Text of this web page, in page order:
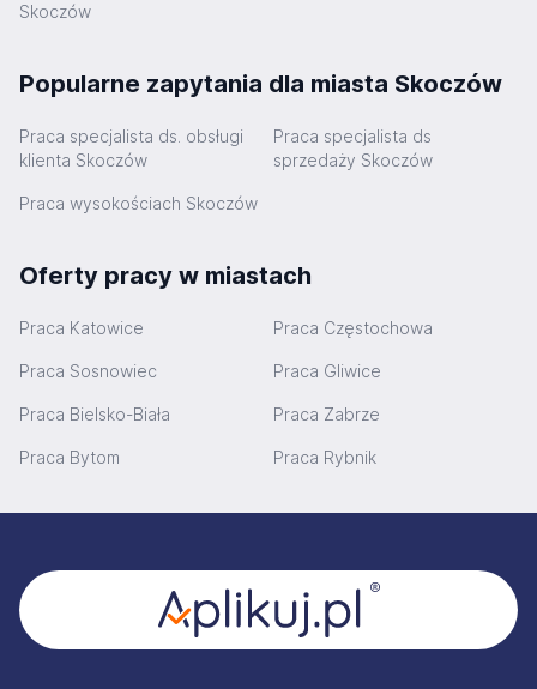
Skoczów
Popularne zapytania dla miasta Skoczów
Praca specjalista ds. obsługi
klienta Skoczów
Praca specjalista ds
sprzedaży Skoczów
Praca wysokościach Skoczów
Oferty pracy w miastach
Praca Katowice Praca Częstochowa
Praca Sosnowiec Praca Gliwice
Praca Bielsko-Biała Praca Zabrze
Praca Bytom Praca Rybnik